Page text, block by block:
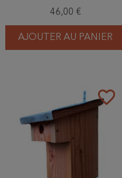
Schwegler (1B - 202/0)
46,00 €
AJOUTER AU PANIER
favorite_border